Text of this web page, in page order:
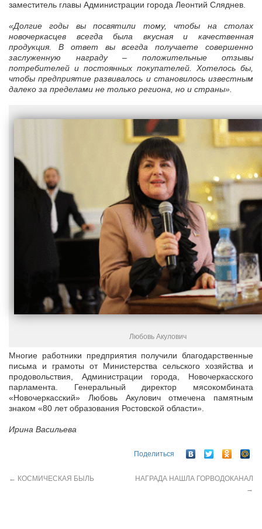
заместитель главы Администрации города Леонтий Сляднев.
«Долгие годы вы посвятили тому, чтобы на столах
новочеркасцев всегда была вкусная и качественная
продукция. В ответ вы всегда получаете совершенно
заслуженную награду – положительные отзывы
потребителей и постоянных покупателей. Хотелось бы,
чтобы предприятие развивалось и становилось известным
далеко за пределами не только региона, но и страны».
Любовь Акулович
Многие работники предприятия получили благодарственные
письма и грамоты от Министерства сельского хозяйства и
продовольствия, Администрации города, Новочеркасского
парламента. Генеральный директор мясокомбината
«Новочеркасский» Любовь Акулович отмечена памятным
знаком «80 лет образования Ростовской области».
Ирина Васильева
Поделиться
← КОСМИЧЕСКАЯ БЫЛЬ
НАГРАДА НАШЛА ГОРВОДОКАНАЛ
→